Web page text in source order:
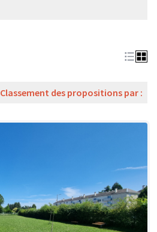
Classement des propositions par :